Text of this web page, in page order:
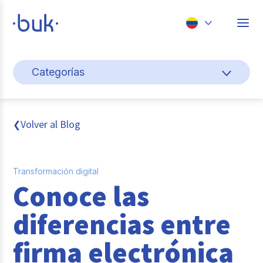
Perú
Categorías
Cultura y bienestar laboral
Gestión de personas
Pago de nómina
Buk
Transformación digital
Tendencias y Data
❮Volver al Blog
Transformación digital
Conoce las
diferencias entre
firma electrónica